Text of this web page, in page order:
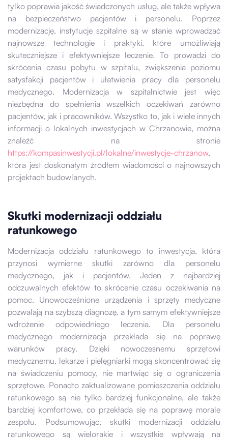
tylko poprawia jakość świadczonych usług, ale także wpływa
na bezpieczeństwo pacjentów i personelu. Poprzez
modernizację, instytucje szpitalne są w stanie wprowadzać
najnowsze technologie i praktyki, które umożliwiają
skuteczniejsze i efektywniejsze leczenie. To prowadzi do
skrócenia czasu pobytu w szpitalu, zwiększenia poziomu
satysfakcji pacjentów i ułatwienia pracy dla personelu
medycznego. Modernizacja w szpitalnictwie jest więc
niezbędna do spełnienia wszelkich oczekiwań zarówno
pacjentów, jak i pracowników. Wszystko to, jak i wiele innych
informacji o lokalnych inwestycjach w Chrzanowie, można
znaleźć na stronie
https://kompasinwestycji.pl/lokalne/inwestycje-chrzanow,
która jest doskonałym źródłem wiadomości o najnowszych
projektach budowlanych.
Skutki modernizacji oddziału
ratunkowego
Modernizacja oddziału ratunkowego to inwestycja, która
przynosi wymierne skutki zarówno dla personelu
medycznego, jak i pacjentów. Jeden z najbardziej
odczuwalnych efektów to skrócenie czasu oczekiwania na
pomoc. Unowocześnione urządzenia i sprzęty medyczne
pozwalają na szybszą diagnozę, a tym samym efektywniejsze
wdrożenie odpowiedniego leczenia. Dla personelu
medycznego modernizacja przekłada się na poprawę
warunków pracy. Dzięki nowoczesnemu sprzętowi
medycznemu, lekarze i pielęgniarki mogą skoncentrować się
na świadczeniu pomocy, nie martwiąc się o ograniczenia
sprzętowe. Ponadto zaktualizowane pomieszczenia oddziału
ratunkowego są nie tylko bardziej funkcjonalne, ale także
bardziej komfortowe, co przekłada się na poprawę morale
zespołu. Podsumowując, skutki modernizacji oddziału
ratunkowego są wielorakie i wszystkie wpływają na